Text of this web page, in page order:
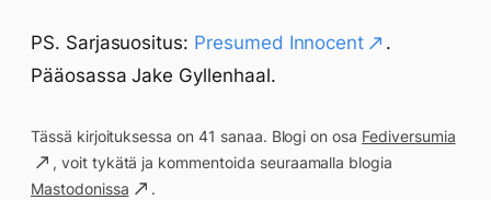
PS. Sarjasuositus: Presumed Innocent
.
Pääosassa Jake Gyllenhaal.
Tässä kirjoituksessa on 41 sanaa. Blogi on osa Fediversumia
, voit tykätä ja kommentoida seuraamalla blogia
Mastodonissa
.